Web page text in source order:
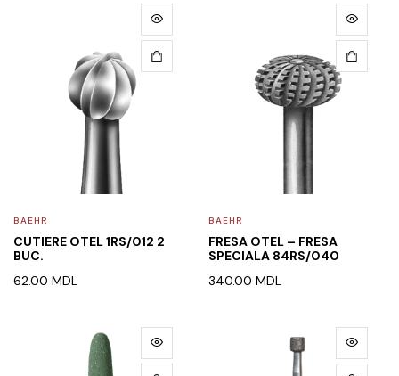
BAEHR
CUTIERE OTEL 1RS/012 2
BUC.
62.00 MDL
BAEHR
FRESA OTEL – FRESA
SPECIALA 84RS/040
340.00 MDL